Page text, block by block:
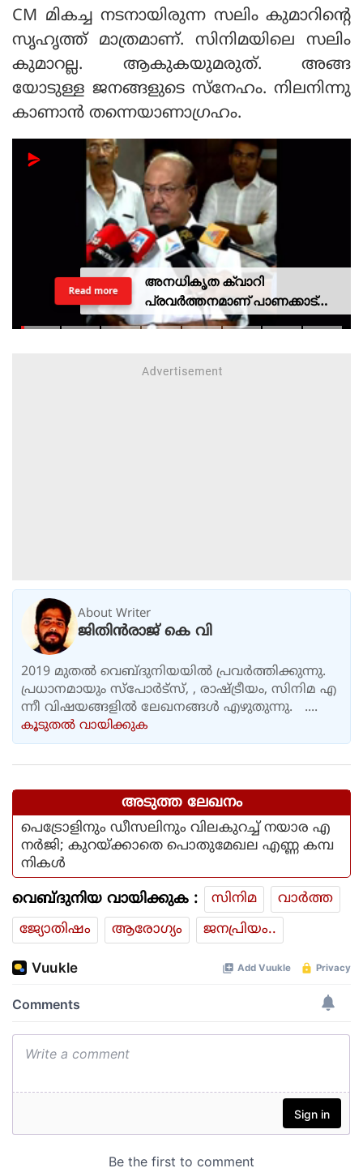
CM മികച്ച നടനായിരുന്ന സലിം കുമാറിന്റെ
സൃഹൃത്ത് മാത്രമാണ്. സിനിമയിലെ സലിം
കുമാറല്ല. ആകുകയുമരുത്. അങ്ങ
യോടുള്ള ജനങ്ങളുടെ സ്നേഹം. നിലനിന്നു
കാണാന്‍ തന്നെയാണാഗ്രഹം.
അനധികൃത ക്വാറി
പ്രവര്‍ത്തനമാണ് പാണക്കാട്
ഉരുള്‍പൊട്ടലിന്
Read more
About Writer
ജിതിൻരാജ് കെ വി
2019 മുതൽ വെബ്ദുനിയയിൽ പ്രവർത്തിക്കുന്നു.
പ്രധാനമായും സ്പോർട്സ്, , രാഷ്ട്രീയം, സിനിമ എ
ന്നീ വിഷയങ്ങളിൽ ലേഖനങ്ങൾ എഴുതുന്നു. ....
കൂടുതല്‍ വായിക്കുക
അടുത്ത ലേഖനം
പെട്രോളിനും ഡീസലിനും വിലകുറച്ച് നയാര എ
നര്‍ജി; കുറയ്ക്കാതെ പൊതുമേഖല എണ്ണ കമ്പ
നികള്‍
വെബ്ദുനിയ വായിക്കുക : സിനിമ
വാര്‍ത്ത
ജ്യോതിഷം
ആരോഗ്യം ജനപ്രിയം..